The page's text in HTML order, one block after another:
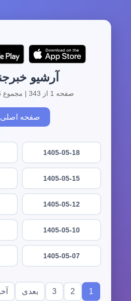
آرشیو
صفحه 1 از 343 | مجموع 3426 آرشیو
صفحه اصلی
1405-05-18
1405-05-15
1405-05-12
1405-05-10
1405-05-07
1
2
3 بعدی